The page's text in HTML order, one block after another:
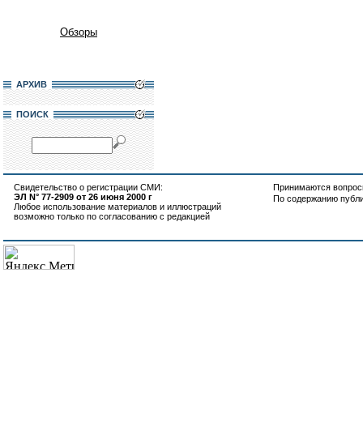
Обзоры
АРХИВ
ПОИСК
Свидетельство о регистрации СМИ:
ЭЛ N° 77-2909 от 26 июня 2000 г
Любое использование материалов и иллюстраций
возможно только по согласованию с редакцией
Принимаются
По содержанию